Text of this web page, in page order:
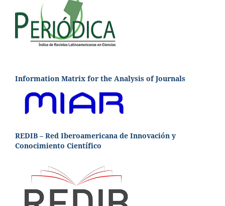
Information Matrix for the Analysis of Journals
REDIB – Red Iberoamericana de Innovación y
Conocimiento Científico